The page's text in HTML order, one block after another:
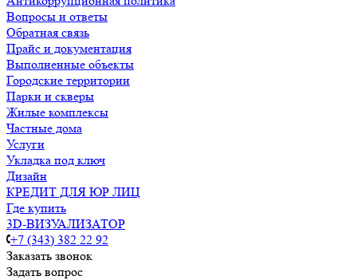
Вопросы и ответы
Обратная связь
Прайс и документация
Выполненные объекты
Городские территории
Парки и скверы
Жилые комплексы
Частные дома
Услуги
Укладка под ключ
Дизайн
КРЕДИТ ДЛЯ ЮР ЛИЦ
Где купить
3D-ВИЗУАЛИЗАТОР
+7 (343) 382 22 92
Заказать звонок
Задать вопрос